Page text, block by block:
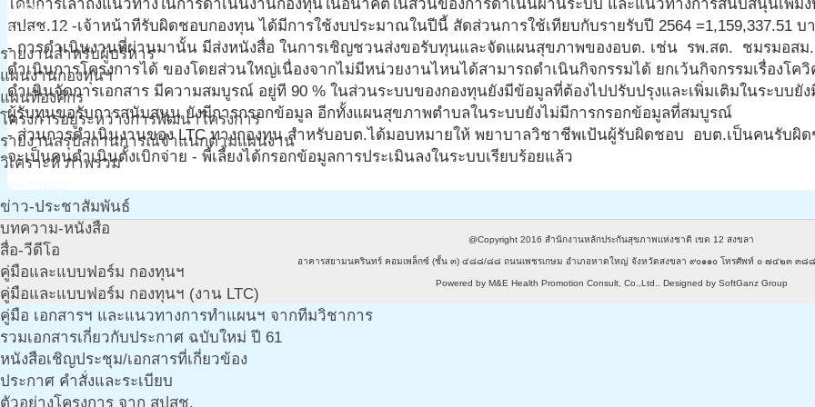
ปฎิทิน
วิเคราะห์
รายงานสำหรับผู้บริหาร
แผนงานกองทุนฯ
แผนที่องค์กร
โครงการอยู่ระหว่างการพัฒนาโครงการ
รายงานสรุปสถานการณ์จำแนกตามแผนงาน
วิเคราะห์ ภาพรวม
คลังข้อมูล
ข่าว-ประชาสัมพันธ์
บทความ-หนังสือ
สื่อ-วีดีโอ
คู่มือและแบบฟอร์ม กองทุนฯ
คู่มือและแบบฟอร์ม กองทุนฯ (งาน LTC)
คู่มือ เอกสารฯ และแนวทางการทำแผนฯ จากทีมวิชาการ
รวมเอกสารเกี่ยวกับประกาศ ฉบับใหม่ ปี 61
หนังสือเชิญประชุม/เอกสารที่เกี่ยวข้อง
ประกาศ คำสั่งและระเบียบ
ตัวอย่างโครงการ จาก สปสช.
ได้มีการเล่าถึงแนวทางในการดำเนินงานกองทุนในอนาคตในส่วนของการดำเนินผ่านระบบ และแนวทางการสนับสนุนเพิ่
สปสช.12 -เจ้าหน้าทีรับผิดชอบกองทุน ได้มีการใช้งบประมาณในปีนี้ สัดส่วนการใช้เทียบกับรายรับปี 2564 =1,159,337.51 บ
- การดำเนินงานที่ผ่านมานั้น มีส่งหนังสื่อ ในการเชิญชวนส่งขอรับทุนและจัดแผนสุขภาพของอบต. เช่น รพ.สต. ชมรมอส
ดำเนินการโครงการได้ ของโดยส่วนใหญ่เนื่องจากไม่มีหน่วยงานไหนได้สามารถดำเนินกิจกรรมได้ ยกเว้นกิจกรรมเรื่องโ
ดำเนินจัดการเอกสาร มีความสมบูรณ์ อยู่ที 90 % ในส่วนระบบของกองทุนยังมีข้อมูลที่ต้องไปปรับปรุงและเพิ่มเติมในระบบ
ผู้รับทุนขอรับการสนับสนุน ยังมีการกรอกข้อมูล อีกทั้งแผนสุขภาพตำบลในระบบยังไม่มีการกรอกข้อมูลที่สมบูรณ์
- ส่วนการดำเนินงานของ LTC ทางกองทุน สำหรับอบต.ได้มอบหมายให้ พยาบาลวิชาชีพเป้นผู้รับผิดชอบ อบต.เป็นคนรับผิ
จะเป็นคนดำเนินตั้งเบิกจ่าย - พี้เลี้ยงได้กรอกข้อมูลการประเมินลงในระบบเรียบร้อยแล้ว
@Copyright 2016 สำนักงานหลักประกันสุขภาพแห่งชาติ เขต 12 สงขลา
อาคารสยามนครินทร์ คอมเพล็กซ์ (ชั้น ๓) ๔๘๘/๘๘ ถนนเพชรเกษม อำเภอหาดใหญ่ จังหวัดสงขลา ๙๐๑๑๐ โทรศัพท์ ๐ ๗๔๒๓ ๓
Powered by M&E Health Promotion Consult, Co.,Ltd. . Designed by SoftGanz Group